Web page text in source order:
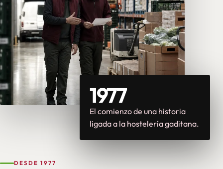
1977
El comienzo de una historia
ligada a la hostelería gaditana.
DESDE 1977